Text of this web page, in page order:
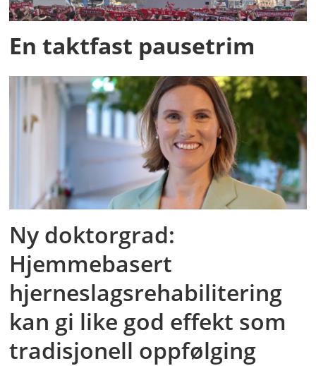
En taktfast pausetrim
Ny doktorgrad:
Hjemmebasert
hjerneslagsrehabilitering
kan gi like god effekt som
tradisjonell oppfølging